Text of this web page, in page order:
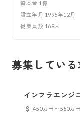
資本金 1億
設立年月 1995年12月
従業員数 169人
募集している
インフラエンジ
境）450万円〜550万円